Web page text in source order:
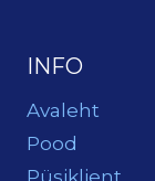
INFO
Avaleht
Pood